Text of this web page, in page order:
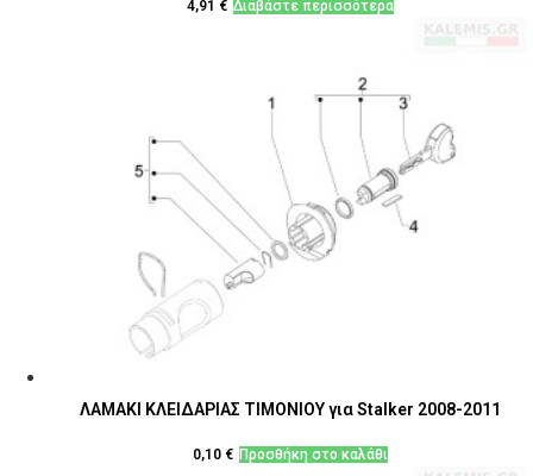
4,91 € Διαβάστε περισσότερα
ΛΑΜΑΚΙ ΚΛΕΙΔΑΡΙΑΣ ΤΙΜΟΝΙΟΥ για Stalker 2008-2011
0,10 € Προσθήκη στο καλάθι